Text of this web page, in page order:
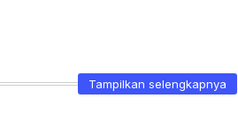
Tampilkan selengkapnya